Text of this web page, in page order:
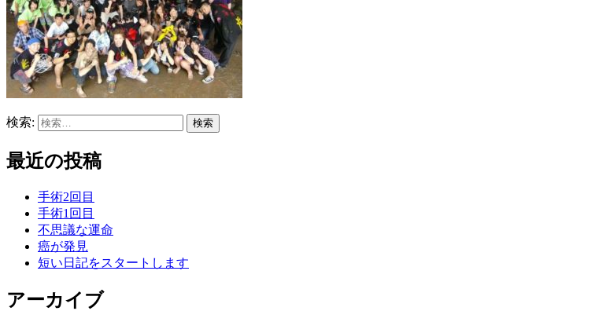
検索:
最近の投稿
手術2回目
手術1回目
不思議な運命
癌が発見
短い日記をスタートします
アーカイブ